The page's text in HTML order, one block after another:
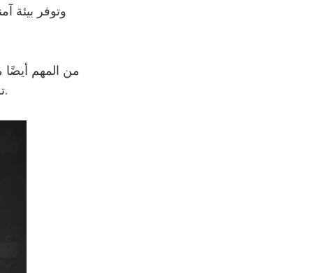
وتوفر بيئة
من المهم أيضًا
تؤثر على تجربتك. بفضل هذه الخطوات، يمكنك ضمان تجربة مراهنة آمنة وممتعة.